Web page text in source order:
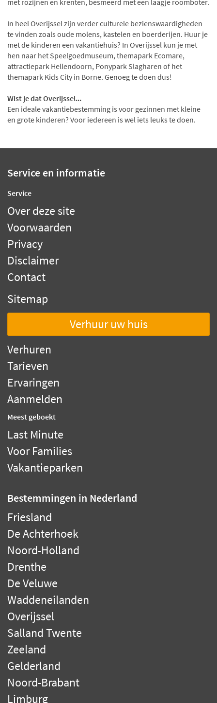
In heel Overijssel zijn verder culturele bezienswaardigheden
te vinden zoals oude molens, kastelen en boerderijen. Huur je
met de kinderen een vakantiehuis? In Overijssel kun je met
hen naar het Speelgoedmuseum, themapark Ecomare,
attractiepark Hellendoorn, Ponypark Slagharen of het
themapark Kids City in Borne. Genoeg te doen dus!
Wist je dat Overijssel...
Een ideale vakantiebestemming is voor gezinnen met kleine
en grote kinderen? Voor iedereen is wel iets leuks te doen.
Service en informatie
Service
Over deze site
Voorwaarden
Privacy
Disclaimer
Contact
Sitemap
Verhuur uw huis
Verhuren
Tarieven
Ervaringen
Aanmelden
Meest geboekt
Last Minute
Voor Families
Vakantieparken
Bestemmingen in Nederland
Friesland
De Achterhoek
Noord-Holland
Drenthe
De Veluwe
Waddeneilanden
Overijssel
Salland Twente
Zeeland
Gelderland
Noord-Brabant
Limburg